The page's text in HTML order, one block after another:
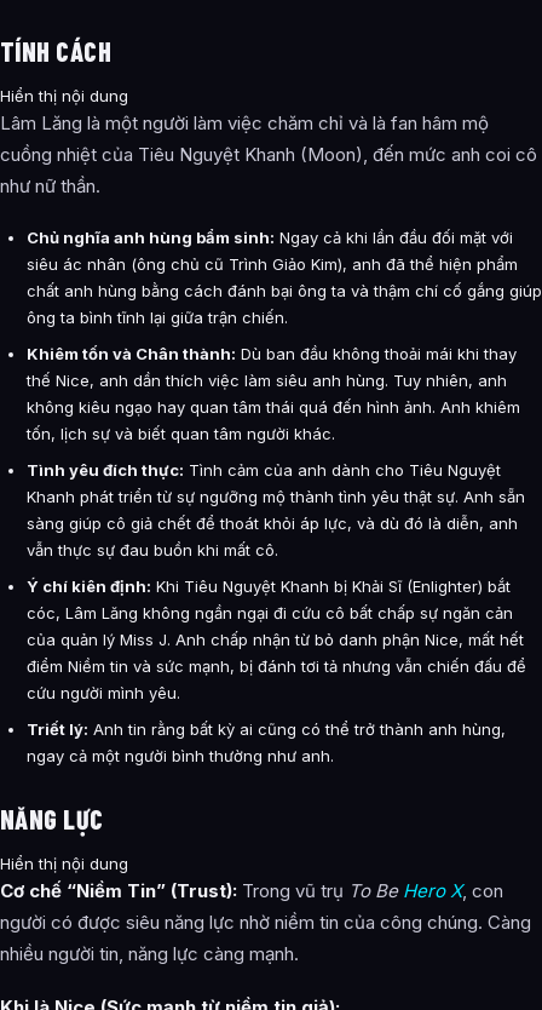
TÍNH CÁCH
Hiển thị nội dung
Lâm Lăng là một người làm việc chăm chỉ và là fan hâm mộ
cuồng nhiệt của Tiêu Nguyệt Khanh (Moon), đến mức anh coi cô
như nữ thần.
Chủ nghĩa anh hùng bẩm sinh: Ngay cả khi lần đầu đối mặt với
siêu ác nhân (ông chủ cũ Trình Giảo Kim), anh đã thể hiện phẩm
chất anh hùng bằng cách đánh bại ông ta và thậm chí cố gắng giúp
ông ta bình tĩnh lại giữa trận chiến.
Khiêm tốn và Chân thành: Dù ban đầu không thoải mái khi thay
thế Nice, anh dần thích việc làm siêu anh hùng. Tuy nhiên, anh
không kiêu ngạo hay quan tâm thái quá đến hình ảnh. Anh khiêm
tốn, lịch sự và biết quan tâm người khác.
Tình yêu đích thực: Tình cảm của anh dành cho Tiêu Nguyệt
Khanh phát triển từ sự ngưỡng mộ thành tình yêu thật sự. Anh sẵn
sàng giúp cô giả chết để thoát khỏi áp lực, và dù đó là diễn, anh
vẫn thực sự đau buồn khi mất cô.
Ý chí kiên định: Khi Tiêu Nguyệt Khanh bị Khải Sĩ (Enlighter) bắt
cóc, Lâm Lăng không ngần ngại đi cứu cô bất chấp sự ngăn cản
của quản lý Miss J. Anh chấp nhận từ bỏ danh phận Nice, mất hết
điểm Niềm tin và sức mạnh, bị đánh tơi tả nhưng vẫn chiến đấu để
cứu người mình yêu.
Triết lý: Anh tin rằng bất kỳ ai cũng có thể trở thành anh hùng,
ngay cả một người bình thường như anh.
NĂNG LỰC
Hiển thị nội dung
Cơ chế “Niềm Tin” (Trust): Trong vũ trụ To Be Hero X, con
người có được siêu năng lực nhờ niềm tin của công chúng. Càng
nhiều người tin, năng lực càng mạnh.